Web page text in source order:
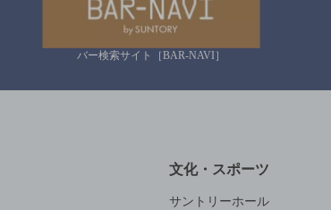
バー検索サイト［BAR-NAVI］
文化・スポーツ
サントリーホール